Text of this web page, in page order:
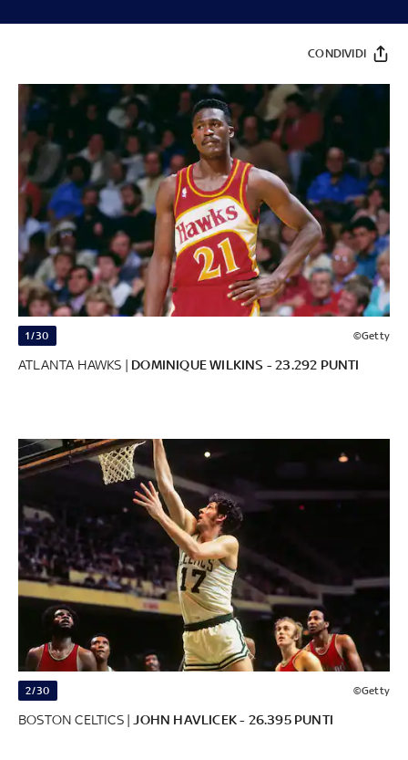
CONDIVIDI
1/30 ©Getty
ATLANTA HAWKS | DOMINIQUE WILKINS - 23.292 PUNTI
2/30 ©Getty
BOSTON CELTICS | JOHN HAVLICEK - 26.395 PUNTI